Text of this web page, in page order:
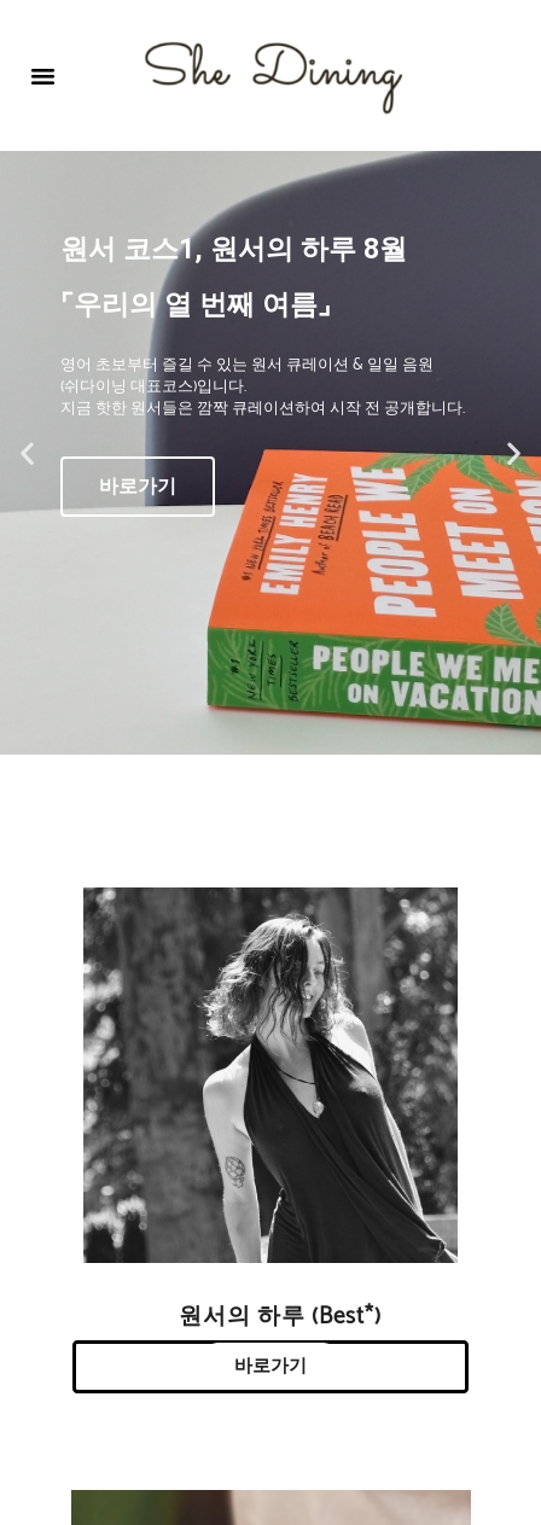
원서 코스1, 원서의 하루 8월
⌜우리의 열 번째 여름⌟
영어 초보부터 즐길 수 있는 원서 큐레이션 & 일일 음원
(쉬다이닝 대표코스)입니다.
지금 핫한 원서들은 깜짝 큐레이션하여 시작 전 공개합니다.
바로가기
원서의 하루 (Best*)
바로가기